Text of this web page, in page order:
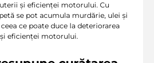
și eficienței motorului. Cu
se pot acumula murdărie, ulei și
ce poate duce la deteriorarea
eficienței motorului.